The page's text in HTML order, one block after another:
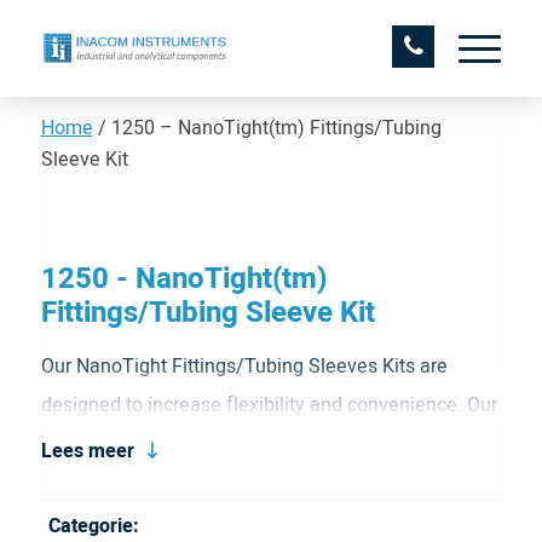
Home / 1250 – NanoTight(tm) Fittings/Tubing
Sleeve Kit
1250 - NanoTight(tm)
Fittings/Tubing Sleeve Kit
Our NanoTight Fittings/Tubing Sleeves Kits are
designed to increase flexibility and convenience. Our
Kit contains several sleeving options to connect
also contains fittings and unions to complete the
Lees meer
Categorie: